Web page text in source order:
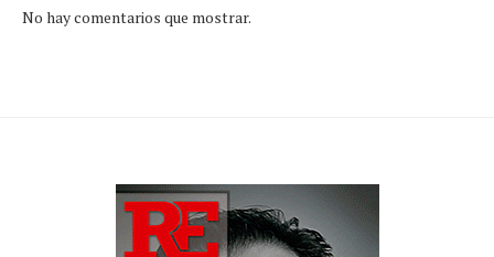
No hay comentarios que mostrar.